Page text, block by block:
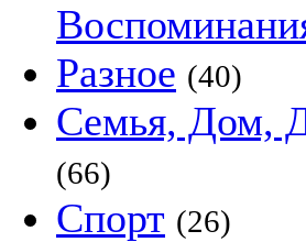
Разное (40)
Семья, Дом,
(66)
Спорт (26)